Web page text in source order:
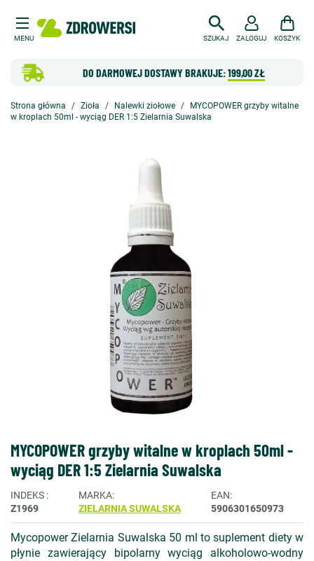
MENU SZUKAJ
DO DARMOWEJ DOSTAWY BRAKUJE:199,00 ZŁ
ZALOGUJ KOSZYK
Strona główna Zioła Nalewki ziołowe
MYCOPOWER grzyby witalne
w kroplach 50ml - wyciąg DER 1:5 Zielarnia Suwalska
MYCOPOWER grzyby witalne w kroplach 50ml -
wyciąg DER 1:5 Zielarnia Suwalska
INDEKS
Z1969
MARKA
ZIELARNIA SUWALSKA
EAN
5906301650973
Mycopower Zielarnia Suwalska 50 ml to suplement diety w
płynie zawierający bipolarny wyciąg alkoholowo-wodny